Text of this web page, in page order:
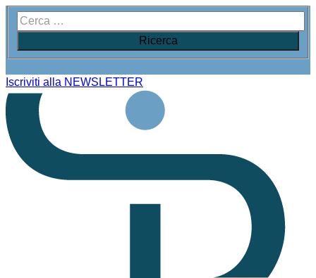
Iscriviti alla NEWSLETTER